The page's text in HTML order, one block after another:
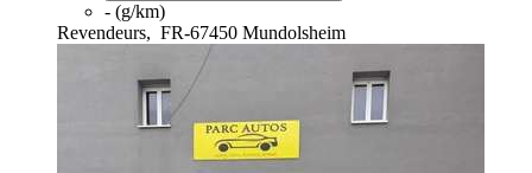
- (g/km)
Revendeurs, FR-67450 Mundolsheim